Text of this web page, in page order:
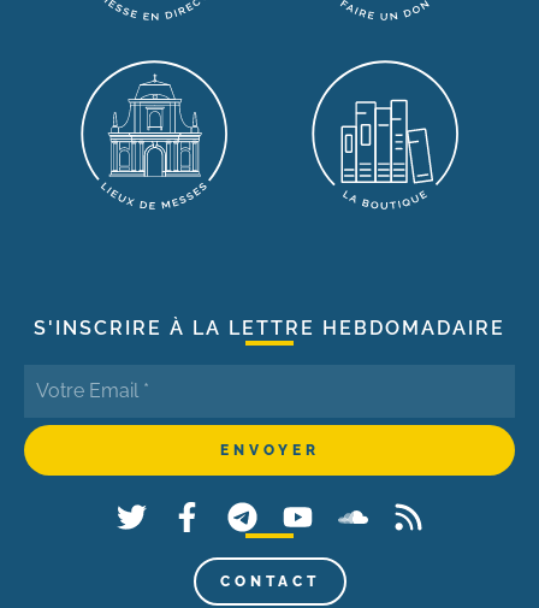
S'INSCRIRE À LA LETTRE HEBDOMADAIRE
CONTACT